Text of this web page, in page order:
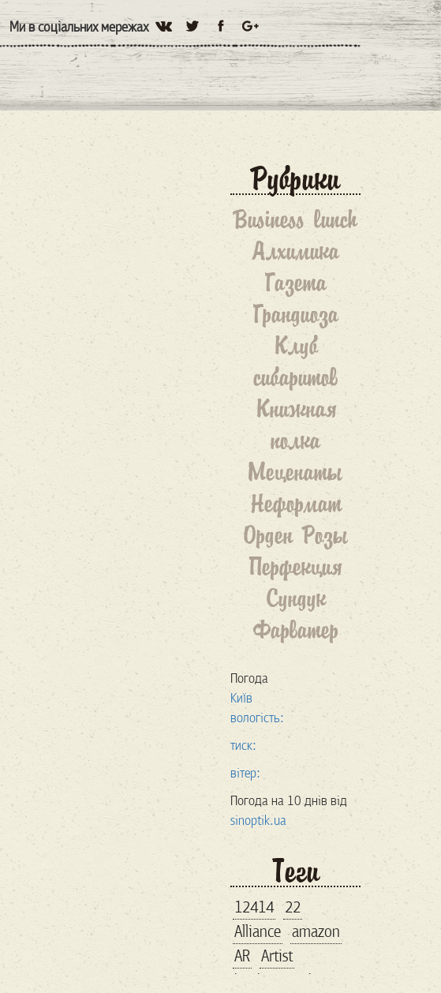
Ми в соціальних мережах
Рубрики
Business lunch
Алхимика
Газета
Грандиоза
Клуб
сибаритов
Книжная
полка
Меценаты
Неформат
Орден Розы
Перфекция
Сундук
Фарватер
Погода
Київ
вологість:
тиск:
вітер:
Погода на 10 днів від
sinoptik.ua
Теги
12414 22
Alliance amazon
AR Artist
bankroupt
bitcoin